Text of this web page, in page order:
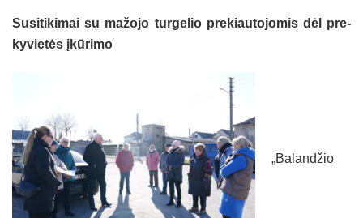
Su­si­ti­ki­mai su ma­žo­jo tur­ge­lio pre­kiau­to­jo­mis dėl pre­
ky­vie­tės įkū­ri­mo
„Ba­lan­džio